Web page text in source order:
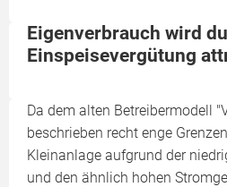
Eigenverbrauch wird
Einspeisevergütung
Da dem alten Betreibermodell
beschrieben recht enge
Kleinanlage aufgrund der
und den ähnlich hohen